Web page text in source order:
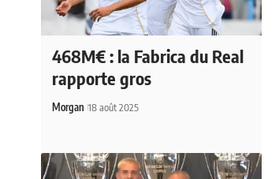
468M€ : la Fabrica du Real
rapporte gros
Morgan 18 août 2025